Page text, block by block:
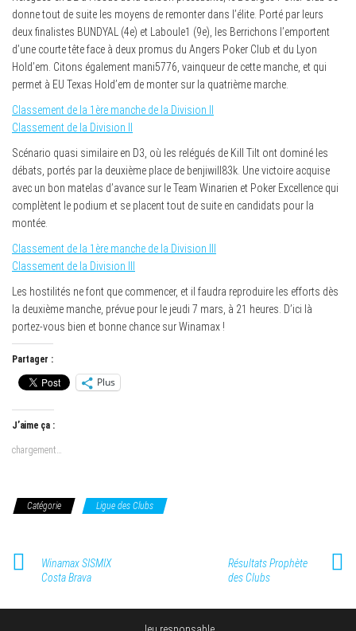
donne tout de suite les moyens de remonter dans l’élite. Porté par leurs
deux finalistes BUNDYAL (4e) et Laboule1 (9e), les Berrichons l’emportent
d’une courte tête face à deux promus du Angers Poker Club et du Lyon
Hold’em. Citons également mani5776, vainqueur de cette manche, et qui
permet à EU Texas Hold’em de monter sur la quatrième marche.
Classement de la 1ère manche de la Division II
Classement de la Division II
Scénario quasi similaire en D3, où les relégués de Kill Tilt ont dominé les
débats, portés par la deuxième place de benjiwill83k. Une victoire acquise
avec un bon matelas d’avance sur le Team Winarien et Poker Excellence qui
complètent le podium et se placent tout de suite en candidats pour la
montée.
Classement de la 1ère manche de la Division III
Classement de la Division III
Les hostilités ne font que commencer, et il faudra reproduire les efforts dès
la deuxième manche, prévue pour le jeudi 7 mars, à 21 heures. D’ici là
portez-vous bien et bonne chance sur Winamax !
Partager :
Plus
J’aime ça :
chargement…
Catégorie Ligue des Clubs
Winamax SISMIX
Costa Brava
Résultats Prophète
des Clubs